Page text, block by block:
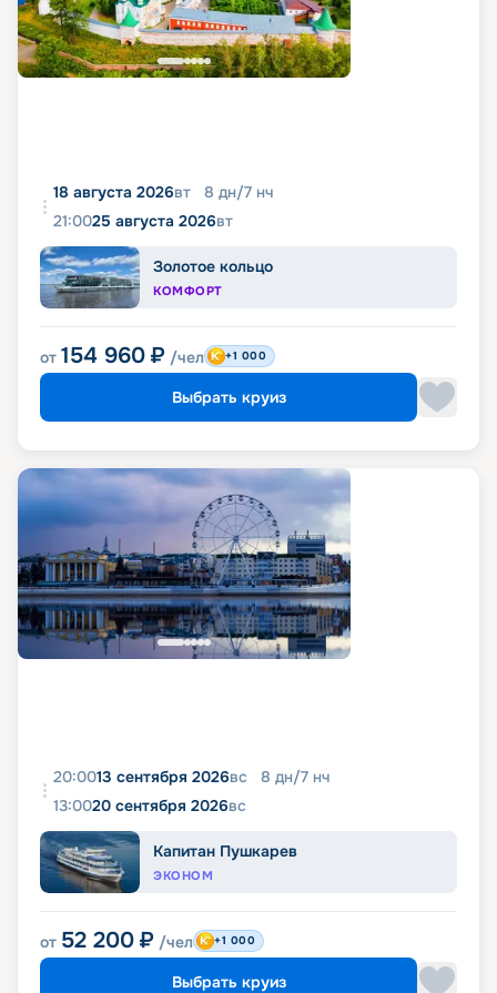
18 августа 2026вт 8 дн/7 нч
21:0025 августа 2026вт
Золотое кольцо
КОМФОРТ
от 154 960 ₽ /чел +1 000
Выбрать круиз
20:0013 сентября 2026вс 8 дн/7 нч
13:0020 сентября 2026вс
Капитан Пушкарев
ЭКОНОМ
от 52 200 ₽ /чел +1 000
Выбрать круиз